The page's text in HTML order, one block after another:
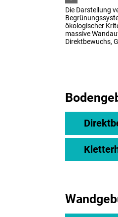
Die Darstellung
ökologischer
massive
Direktbewuchs,